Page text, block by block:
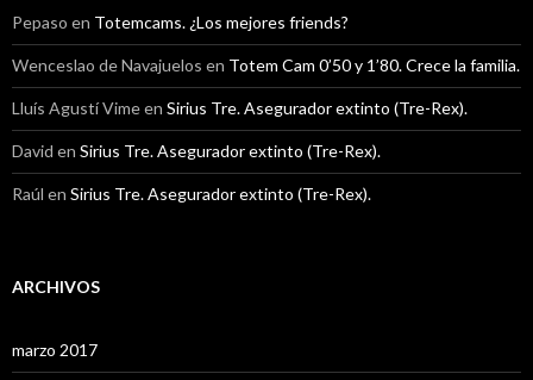
Pepaso en Totemcams. ¿Los mejores friends?
Wenceslao de Navajuelos en Totem Cam 0’50 y 1’80. Crece la familia.
Lluís Agustí Vimeen Sirius Tre. Asegurador extinto (Tre-Rex).
David en Sirius Tre. Asegurador extinto (Tre-Rex).
Raúl en Sirius Tre. Asegurador extinto (Tre-Rex).
ARCHIVOS
marzo 2017